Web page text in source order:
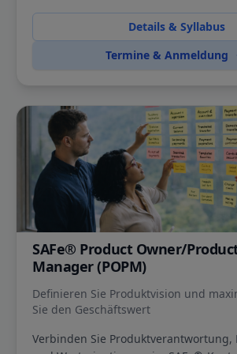
Details & Syllabus
Termine & Anmeldung
SAFe® Product Owner/
Manager (POPM)
Definieren Sie Produktvision und
Sie den Geschäftswert
Verbinden Sie Produktverantwortung,